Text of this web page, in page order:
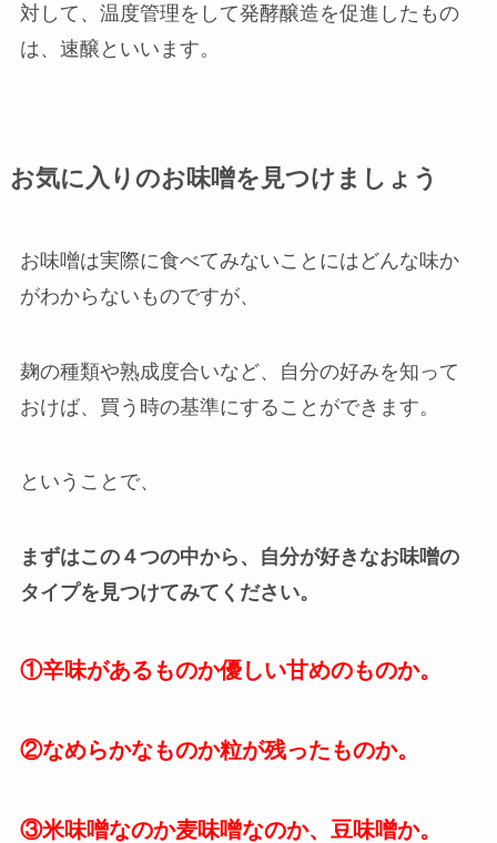
対して、温度管理をして発酵醸造を促進したもの
は、速醸といいます。
お気に入りのお味噌を見つけましょう
お味噌は実際に食べてみないことにはどんな味か
がわからないものですが、
麹の種類や熟成度合いなど、自分の好みを知って
おけば、買う時の基準にすることができます。
ということで、
まずはこの４つの中から、自分が好きなお味噌の
タイプを見つけてみてください。
①辛味があるものか優しい甘めのものか。
②なめらかなものか粒が残ったものか。
③米味噌なのか麦味噌なのか、豆味噌か。